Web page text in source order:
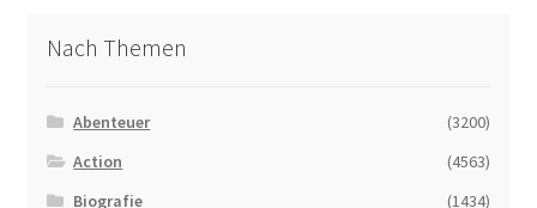
Nach Themen
Abenteuer
(3200)
Action
(4563)
Biografie
(1434)